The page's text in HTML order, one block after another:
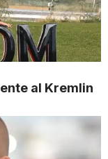
al Kremlin